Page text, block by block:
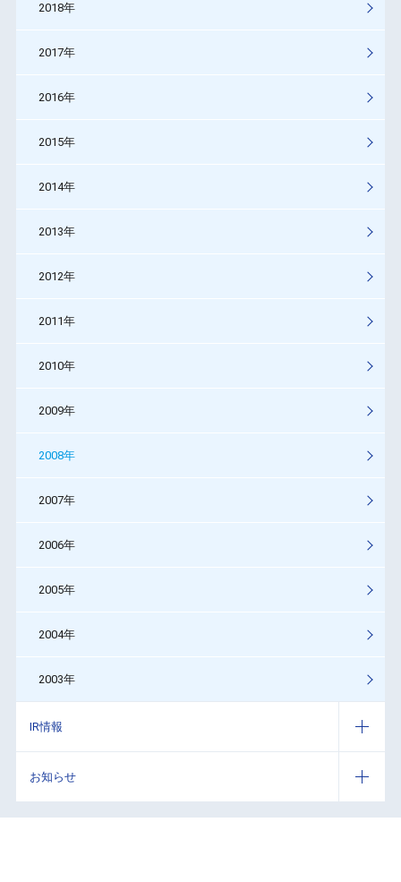
2018年
2017年
2016年
2015年
2014年
2013年
2012年
2011年
2010年
2009年
2008年
2007年
2006年
2005年
2004年
2003年
IR情報
お知らせ